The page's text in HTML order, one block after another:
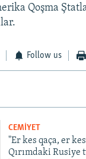
Qoşma
Follow us
CEMİYET
"Er kes qaça, er
Qırımdaki Rusiye